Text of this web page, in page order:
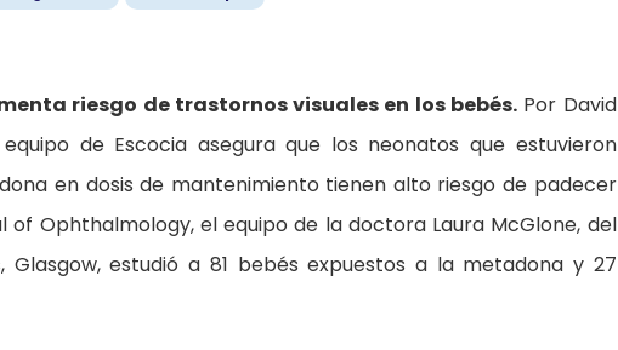
riesgo de trastornos visuales en los bebés.Por David
de Escocia asegura que los neonatos que estuvieron
en dosis de mantenimiento tienen alto riesgo de padecer
of Ophthalmology, el equipo de la doctora Laura McGlone, del
Glasgow, estudió a 81 bebés expuestos a la metadona y 27